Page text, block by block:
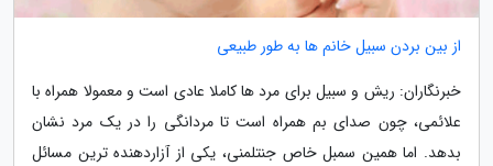
از بین بردن سبیل خانم ها به طور طبیعی
خبرنگاران: ریش و سبیل برای مرد ها کاملا عادی است و معمولا همراه با
علائمی، چون صدای بم همراه است تا مردانگی را در یک مرد نشان
بدهد. اما همین سمبل خاص جنتلمنی، یکی از آزاردهنده ترین مسائل